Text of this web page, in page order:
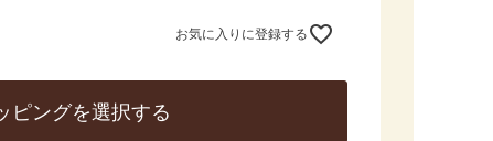
お気に入りに登録する
ピングを選択する